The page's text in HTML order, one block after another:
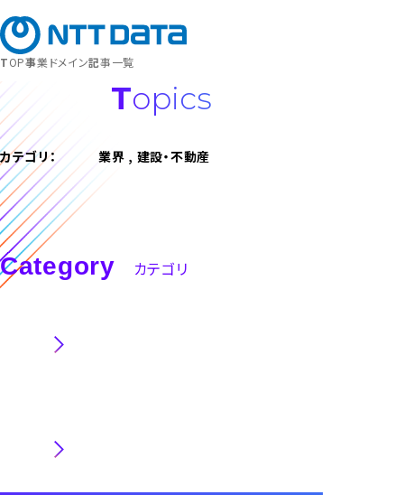
TOP 事業ドメイン 記事一覧
Topics
カテゴリ： 業界 , 建設・不動産
Category カテゴリ